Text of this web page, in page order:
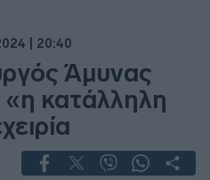
| 20:40
Άμυνας
«η κατάλληλη